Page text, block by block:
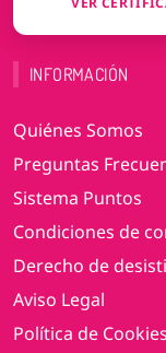
INFORMACIÓN
Quiénes Somos
Preguntas
Sistema Puntos
Condiciones de
Derecho de
Aviso Legal
Política de Cookies